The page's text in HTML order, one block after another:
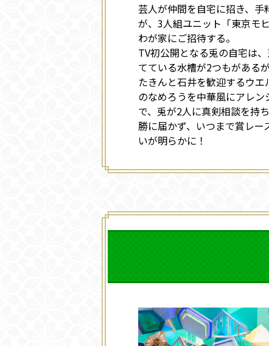
芸人が仲間を自宅に招き、
が、3人組ユニット「東京モ
わが家にご招待する。
TV初公開となる兎の自宅は
てている水槽が2つもがある
たきんと石井を歓迎するウ
のなめろうを中華風にアレ
で、兎が2人に真剣相談を持
勝に届かず、いつまで賞レ
いが明らかに！